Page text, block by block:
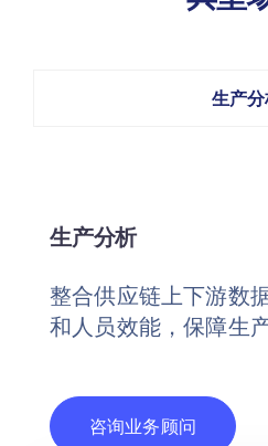
生产
生产分析
整合供应链上下游数
和人员效能，保障生
咨询业务顾问